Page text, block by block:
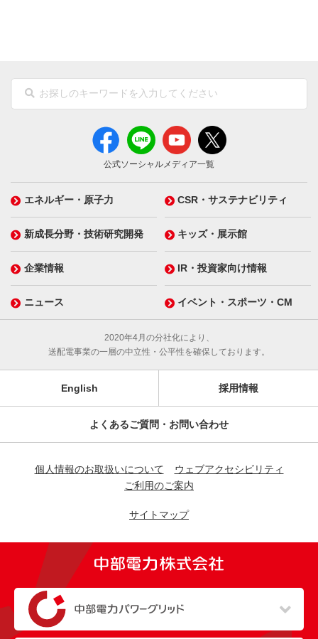
公式ソーシャルメディア一覧
エネルギー・原子力 CSR・サステナビリティ
新成長分野・技術研究開発 キッズ・展示館
企業情報 IR・投資家向け情報
ニュース イベント・スポーツ・CM
2020年4月の分社化により、
送配電事業の一層の中立性・公平性を確保しております。
English 採用情報
よくあるご質問・お問い合わせ
個人情報のお取扱いについて
ウェブアクセシビリティ
ご利用のご案内
サイトマップ
（新しいウィンドウを開きます）